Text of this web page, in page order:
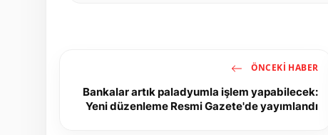
ÖNCEKI HABER
Bankalar artık paladyumla işlem yapabilecek:
Yeni düzenleme Resmi Gazete'de yayımlandı